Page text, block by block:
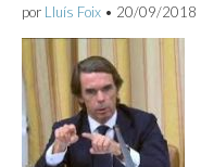
por Lluís Foix • 20/09/2018